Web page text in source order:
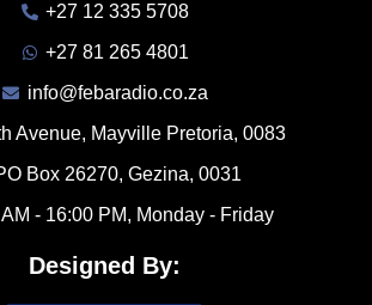
+27 12 335 5708
+27 81 265 4801
info@febaradio.co.za
Avenue, Mayville Pretoria, 0083
Box 26270, Gezina, 0031
- 16:00 PM, Monday - Friday
Designed By: